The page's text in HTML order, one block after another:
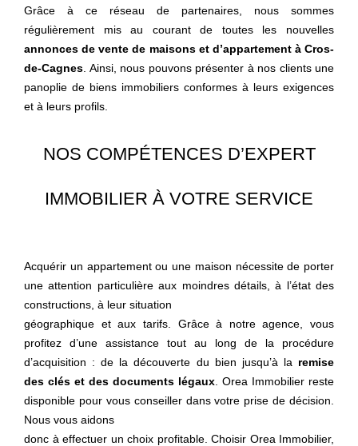
Grâce à ce réseau de partenaires, nous sommes
régulièrement mis au courant de toutes les nouvelles
annonces de vente de maisons et d’appartement à Cros-
de-Cagnes . Ainsi, nous pouvons présenter à nos clients une
panoplie de biens immobiliers conformes à leurs exigences
et à leurs profils.
NOS COMPÉTENCES D’EXPERT
IMMOBILIER À VOTRE SERVICE
Acquérir un appartement ou une maison nécessite de porter
une attention particulière aux moindres détails, à l’état des
constructions, à leur situation
géographique et aux tarifs. Grâce à notre agence, vous
profitez d’une assistance tout au long de la procédure
d’acquisition : de la découverte du bien jusqu’à la remise
des clés et des documents légaux . Orea Immobilier reste
disponible pour vous conseiller dans votre prise de décision.
Nous vous aidons
donc à effectuer un choix profitable. Choisir Orea Immobilier,